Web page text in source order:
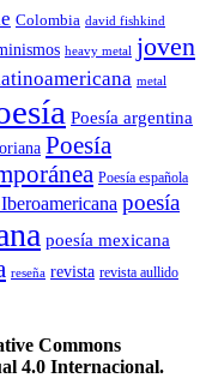
Colombia david fishkind
heavy metal joven
metal
Poesía argentina
Poesía
Poesía española
poesía
poesía mexicana
reseña revista revista aullido
Commons
4.0 Internacional.